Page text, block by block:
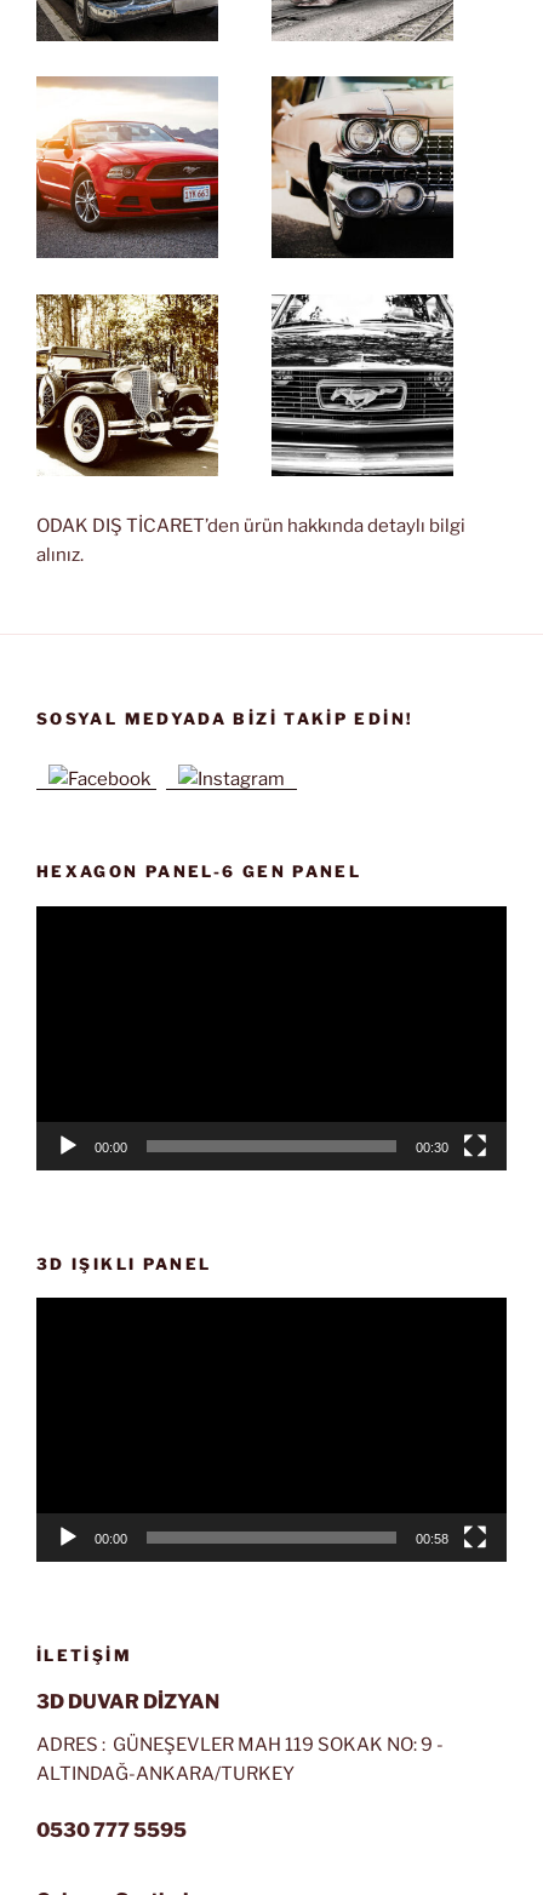
ODAK DIŞ TİCARET’den ürün hakkında detaylı bilgi
alınız.
SOSYAL MEDYADA BIZI TAKIP EDIN!
HEXAGON PANEL-6 GEN PANEL
00:00 00:30
3D IŞIKLI PANEL
00:00 00:58
İLETIŞIM
3D DUVAR DİZYAN
ADRES : GÜNEŞEVLER MAH 119 SOKAK NO: 9 -
ALTINDAĞ-ANKARA/TURKEY
0530 777 5595